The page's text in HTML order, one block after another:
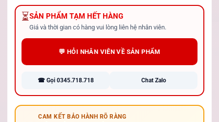
⏳SẢN PHẨM TẠM HẾT HÀNG
Giá và thời gian có hàng vui lòng liên hệ nhân viên.
💬 HỎI NHÂN VIÊN VỀ SẢN PHẨM
☎ Gọi 0345.718.718 Chat Zalo
CAM KẾT BẢO HÀNH RÕ RÀNG